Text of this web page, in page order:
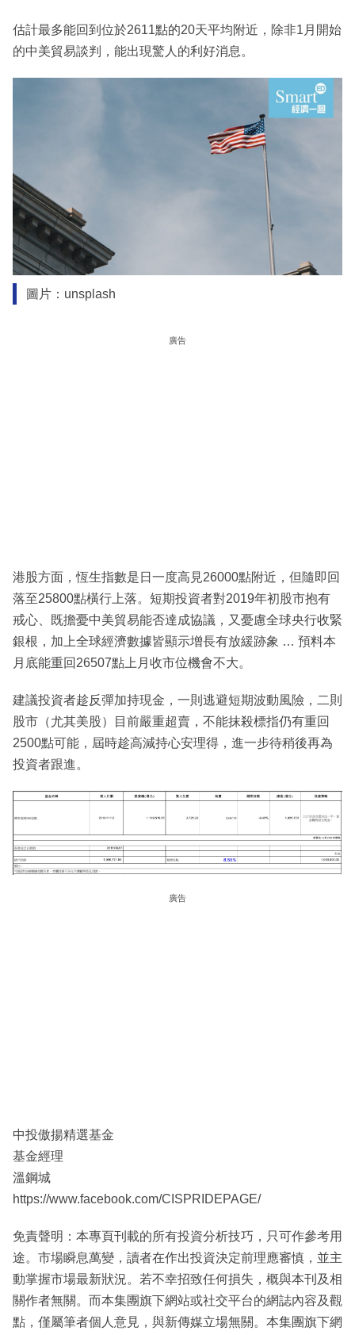
估計最多能回到位於2611點的20天平均附近，除非1月開始
的中美貿易談判，能出現驚人的利好消息。
圖片：unsplash
廣告
港股方面，恆生指數是日一度高見26000點附近，但隨即回
落至25800點橫行上落。短期投資者對2019年初股市抱有
戒心、既擔憂中美貿易能否達成協議，又憂慮全球央行收緊
銀根，加上全球經濟數據皆顯示增長有放緩跡象 … 預料本
月底能重回26507點上月收市位機會不大。
建議投資者趁反彈加持現金，一則逃避短期波動風險，二則
股市（尤其美股）目前嚴重超賣，不能抹殺標指仍有重回
2500點可能，屆時趁高減持心安理得，進一步待稍後再為
投資者跟進。
廣告
中投傲揚精選基金
基金經理
溫鋼城
https://www.facebook.com/CISPRIDEPAGE/
免責聲明：本專頁刊載的所有投資分析技巧，只可作參考用
途。市場瞬息萬變，讀者在作出投資決定前理應審慎，並主
動掌握市場最新狀況。若不幸招致任何損失，概與本刊及相
關作者無關。而本集團旗下網站或社交平台的網誌內容及觀
點，僅屬筆者個人意見，與新傳媒立場無關。本集團旗下網